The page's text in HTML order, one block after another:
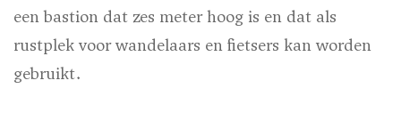
een bastion dat zes meter hoog is en dat als
rustplek voor wandelaars en fietsers kan worden
gebruikt.